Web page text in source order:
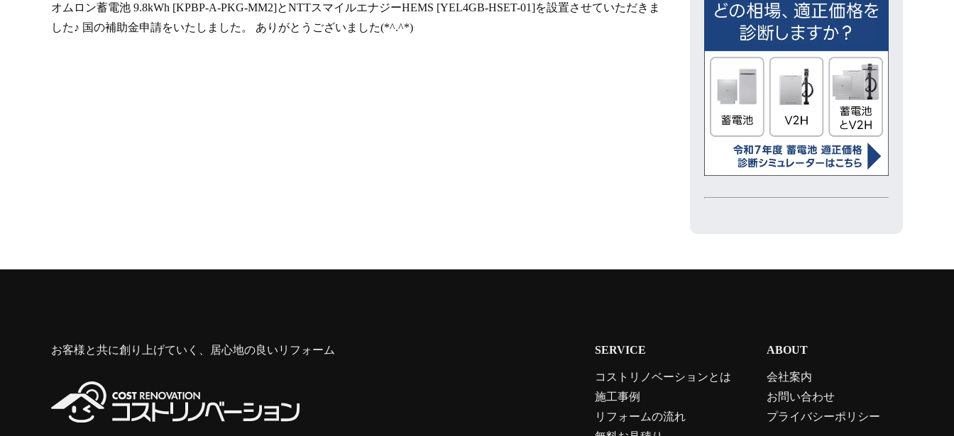
オムロン蓄電池 9.8kWh [KPBP-A-PKG-MM2]とNTTスマイルエナジーHEMS [YEL4GB-HSET-01]を設置させていただきま
した♪ 国の補助金申請をいたしました。 ありがとうございました(*^.^*)
お客様と共に創り上げていく、居心地の良いリフォーム SERVICE
コストリノベーションとは
施工事例
リフォームの流れ
ABOUT
会社案内
お問い合わせ
プライバシーポリシー